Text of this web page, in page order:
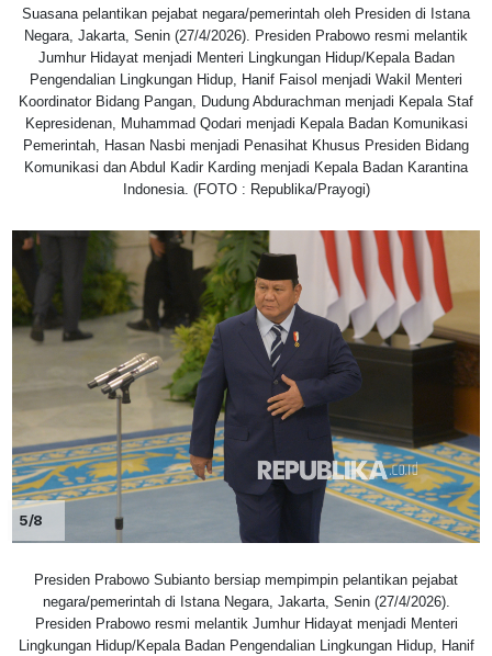
Suasana pelantikan pejabat negara/pemerintah oleh Presiden di Istana
Negara, Jakarta, Senin (27/4/2026). Presiden Prabowo resmi melantik
Jumhur Hidayat menjadi Menteri Lingkungan Hidup/Kepala Badan
Pengendalian Lingkungan Hidup, Hanif Faisol menjadi Wakil Menteri
Koordinator Bidang Pangan, Dudung Abdurachman menjadi Kepala Staf
Kepresidenan, Muhammad Qodari menjadi Kepala Badan Komunikasi
Pemerintah, Hasan Nasbi menjadi Penasihat Khusus Presiden Bidang
Komunikasi dan Abdul Kadir Karding menjadi Kepala Badan Karantina
Indonesia. (FOTO : Republika/Prayogi)
5/8
Presiden Prabowo Subianto bersiap mempimpin pelantikan pejabat
negara/pemerintah di Istana Negara, Jakarta, Senin (27/4/2026).
Presiden Prabowo resmi melantik Jumhur Hidayat menjadi Menteri
Lingkungan Hidup/Kepala Badan Pengendalian Lingkungan Hidup, Hanif